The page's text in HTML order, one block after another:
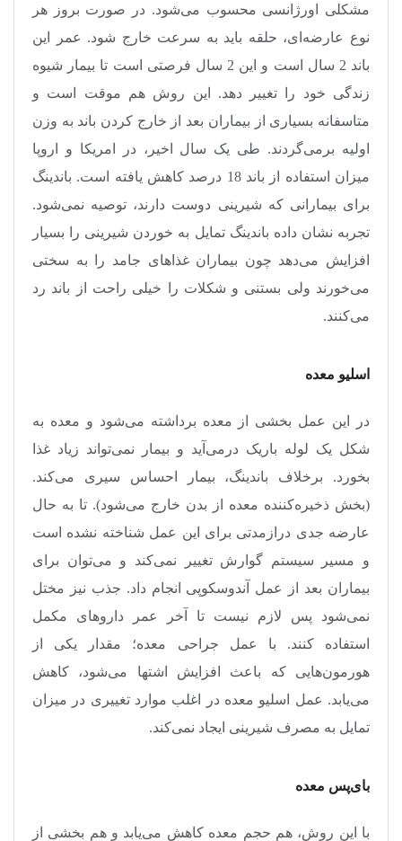
مشکلی اورژانسی محسوب می‌شود. در صورت بروز هر
نوع عارضه‌ای، حلقه باید به سرعت خارج شود. عمر این
باند 2 سال است و این 2 سال فرصتی است تا بیمار شیوه
زندگی خود را تغییر دهد. این روش هم موقت است و
متاسفانه بسیاری از بیماران بعد از خارج کردن باند به وزن
اولیه برمی‌گردند. طی یک سال اخیر، در امریکا و اروپا
میزان استفاده از باند 18 درصد کاهش یافته است. باندینگ
برای بیمارانی که شیرینی دوست دارند، توصیه نمی‌شود.
تجربه نشان داده باندینگ تمایل به خوردن شیرینی را بسیار
افزایش می‌دهد چون بیماران غذاهای جامد را به سختی
می‌خورند ولی بستنی و شکلات را خیلی راحت از باند رد
می‌کنند.
اسلیو معده
در این عمل بخشی از معده برداشته می‌شود و معده به
شکل یک لوله باریک درمی‌آید و بیمار نمی‌تواند زیاد غذا
بخورد. برخلاف باندینگ، بیمار احساس سیری می‌کند.
(بخش ذخیره‌کننده معده از بدن خارج می‌شود). تا به حال
عارضه جدی درازمدتی برای این عمل شناخته نشده است
و مسیر سیستم گوارش تغییر نمی‌کند و می‌توان برای
بیماران بعد از عمل آندوسکوپی انجام داد. جذب نیز مختل
نمی‌شود پس لازم نیست تا آخر عمر داروهای مکمل
استفاده کنند. با عمل جراحی معده؛ مقدار یکی از
هورمون‌هایی که باعث افزایش اشتها می‌شود، کاهش
می‌یابد. عمل اسلیو معده در اغلب موارد تغییری در میزان
تمایل به مصرف شیرینی ایجاد نمی‌کند.
بای‌پس معده
با این روش، هم حجم معده کاهش می‌یابد و هم بخشی از